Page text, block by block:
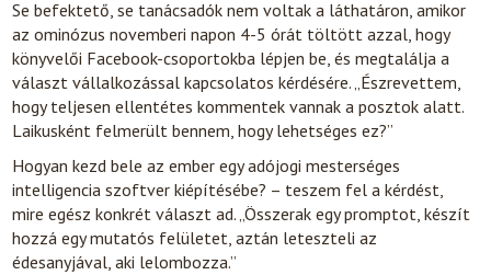
Se befektető, se tanácsadók nem voltak a láthatáron, amikor
az ominózus novemberi napon 4-5 órát töltött azzal, hogy
könyvelői Facebook-csoportokba lépjen be, és megtalálja a
választ vállalkozással kapcsolatos kérdésére. „Észrevettem,
hogy teljesen ellentétes kommentek vannak a posztok alatt.
Laikusként felmerült bennem, hogy lehetséges ez?”
Hogyan kezd bele az ember egy adójogi mesterséges
intelligencia szoftver kiépítésébe? – teszem fel a kérdést,
mire egész konkrét választ ad. „Összerak egy promptot, készít
hozzá egy mutatós felületet, aztán leteszteli az
édesanyjával, aki lelombozza.”